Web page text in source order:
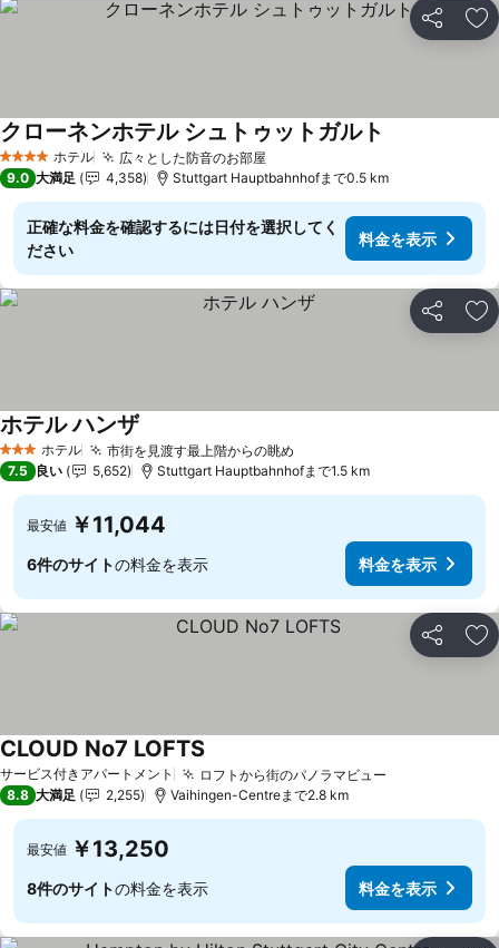
シェア お
4 ホテルのランク
ホテル 広々とした防音のお部屋料金を表示
クローネンホテル シュトゥットガルト
9.0 大満足 4,358 Stuttgart Hauptbahnhofまで0.5 km
正確な料金を確認するには日付を選択してく
ださい
料金を表示
シェア お
3 ホテルのランク
ホテル 市街を見渡す最上階からの眺め
ホテル ハンザ
7.5 良い 5,652 Stuttgart Hauptbahnhofまで1.5 km
最安値 ￥11,044
6件のサイトの料金を表示 料金を表示
シェア お
サービス付きアパートメント ロフトから街のパノラマビュー
CLOUD No7 LOFTS
8.8 大満足 2,255 Vaihingen-Centreまで2.8 km
最安値 ￥13,250
8件のサイトの料金を表示 料金を表示